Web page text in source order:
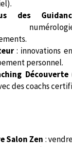
des
: innovations
personnel.
Découverte
des coachs
Salon Zen :